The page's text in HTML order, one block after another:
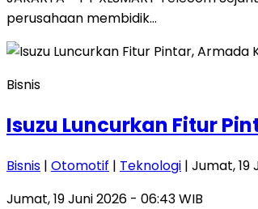
perusahaan membidik…
Bisnis
Isuzu Luncurkan Fitur
Bisnis | Otomotif | Teknologi | Jumat, 19
Jumat, 19 Juni 2026 - 06:43 WIB